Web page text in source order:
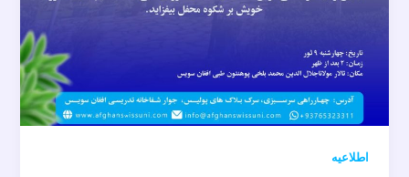
اطلاعیه